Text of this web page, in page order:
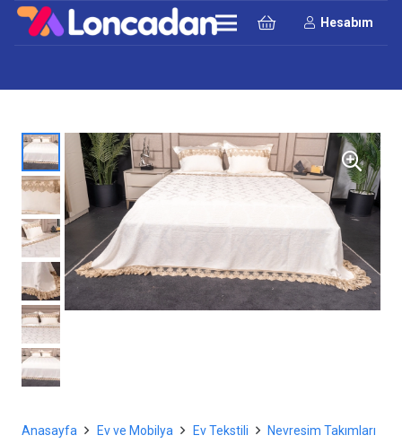
Hesabım
Anasayfa Ev ve Mobilya Ev Tekstili Nevresim Takımları